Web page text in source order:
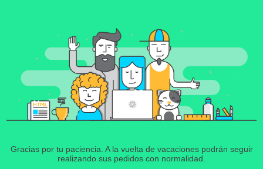
Gracias por tu paciencia. A la vuelta de vacaciones podrán seguir
realizando sus pedidos con normalidad.